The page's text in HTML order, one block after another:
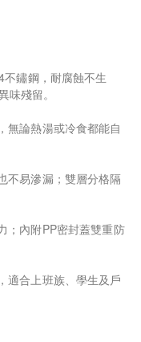
鏽鋼，耐腐蝕不生
味殘留。
無論熱湯或冷食都能自
不易滲漏；雙層分格隔
；內附PP密封蓋雙重防
適合上班族、學生及戶